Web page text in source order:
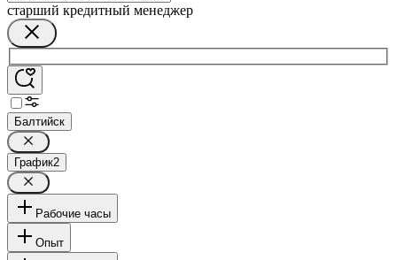
старший кредитный менеджер
Балтийск
График2
Рабочие часы
Опыт